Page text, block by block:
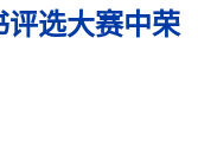
选大赛中荣